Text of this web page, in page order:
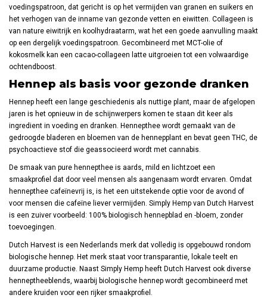
voedingspatroon, dat gericht is op het vermijden van granen en suikers en
het verhogen van de inname van gezonde vetten en eiwitten. Collageen is
van nature eiwitrijk en koolhydraatarm, wat het een goede aanvulling maakt
op een dergelijk voedingspatroon. Gecombineerd met MCT-olie of
kokosmelk kan een cacao-collageen latte uitgroeien tot een volwaardige
ochtendboost.
Hennep als basis voor gezonde dranken
Hennep heeft een lange geschiedenis als nuttige plant, maar de afgelopen
jaren is het opnieuw in de schijnwerpers komen te staan dit keer als
ingredient in voeding en dranken. Hennepthee wordt gemaakt van de
gedroogde bladeren en bloemen van de hennepplant en bevat geen THC, de
psychoactieve stof die geassocieerd wordt met cannabis.
De smaak van pure hennepthee is aards, mild en lichtzoet een
smaakprofiel dat door veel mensen als aangenaam wordt ervaren. Omdat
hennepthee cafeïnevrij is, is het een uitstekende optie voor de avond of
voor mensen die cafeïne liever vermijden. Simply Hemp van Dutch Harvest
is een zuiver voorbeeld: 100% biologisch hennepblad en -bloem, zonder
toevoegingen.
Dutch Harvest is een Nederlands merk dat volledig is opgebouwd rondom
biologische hennep. Het merk staat voor transparantie, lokale teelt en
duurzame productie. Naast Simply Hemp heeft Dutch Harvest ook diverse
henneptheeblends, waarbij biologische hennep wordt gecombineerd met
andere kruiden voor een rijker smaakprofiel.